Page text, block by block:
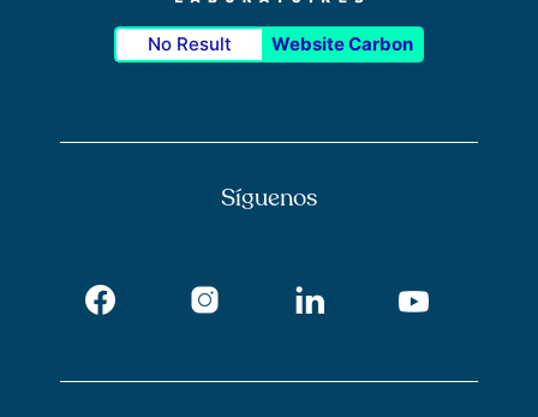
No Result Website Carbon
Síguenos
Facebook Instagram LinkedIn